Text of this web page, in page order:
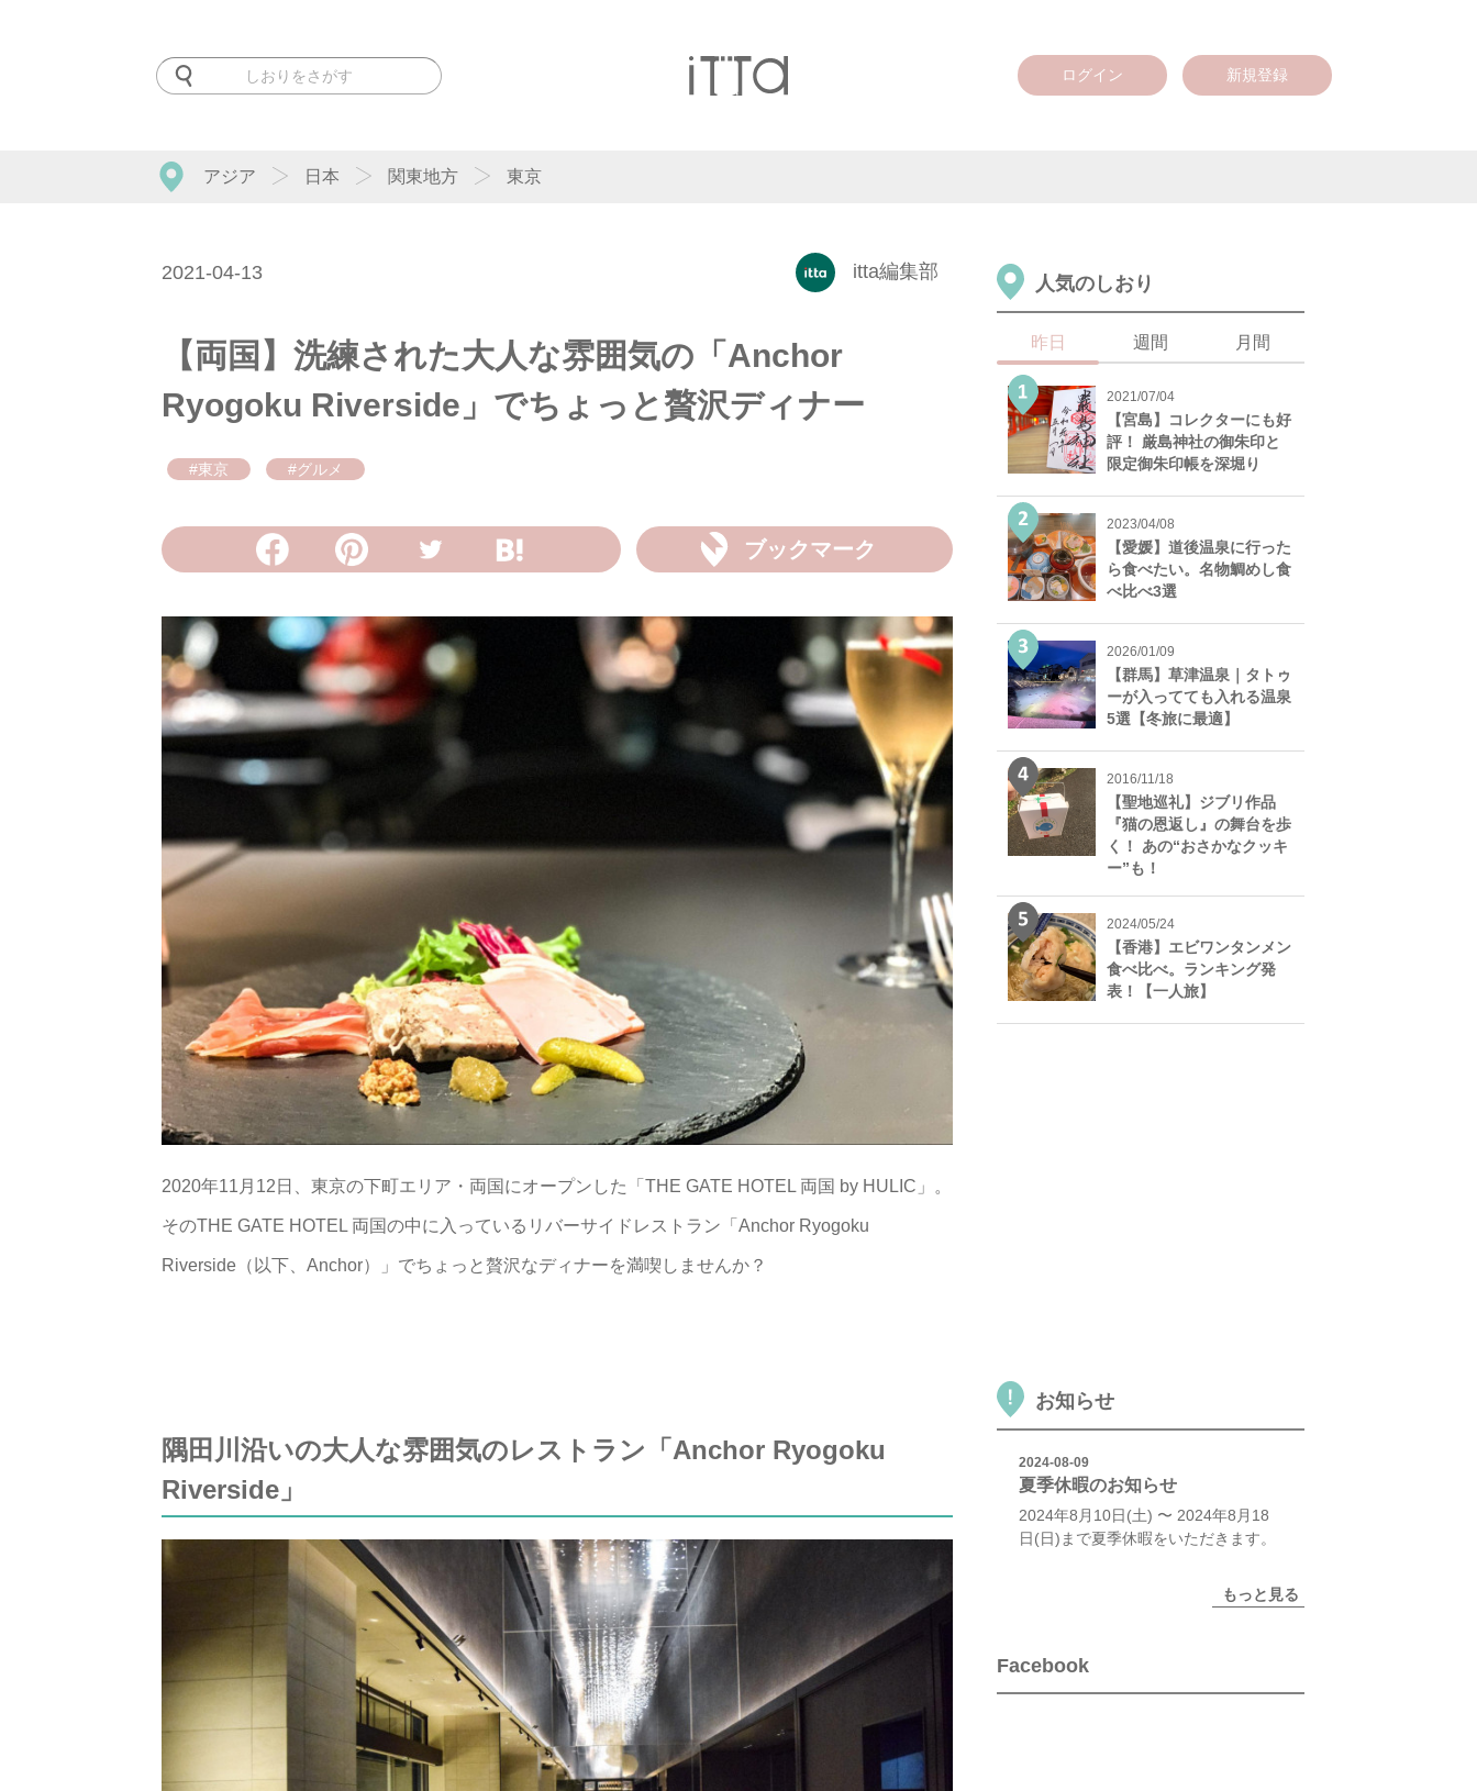
ログイン 新規登録
アジア 日本 関東地方 東京
2021-04-13 itta編集部
【両国】洗練された大人な雰囲気の「Anchor
Ryogoku Riverside」でちょっと贅沢ディナー
#東京 #グルメ
ブックマーク
2020年11月12日、東京の下町エリア・両国にオープンした「THE GATE HOTEL 両国 by HULIC」。
そのTHE GATE HOTEL 両国の中に入っているリバーサイドレストラン「Anchor Ryogoku
Riverside（以下、Anchor）」でちょっと贅沢なディナーを満喫しませんか？
隅田川沿いの大人な雰囲気のレストラン「Anchor Ryogoku
Riverside」
人気のしおり
昨日 週間 月間
2021/07/04
【宮島】コレクターにも好
評！ 厳島神社の御朱印と
限定御朱印帳を深堀り
2023/04/08
【愛媛】道後温泉に行った
ら食べたい。名物鯛めし食
べ比べ3選
2026/01/09
【群馬】草津温泉｜タトゥ
ーが入ってても入れる温泉
5選【冬旅に最適】
2016/11/18
【聖地巡礼】ジブリ作品
『猫の恩返し』の舞台を歩
く！ あの“おさかなクッキ
ー”も！
2024/05/24
【香港】エビワンタンメン
食べ比べ。ランキング発
表！【一人旅】
お知らせ
2024-08-09
夏季休暇のお知らせ
2024年8月10日(土) 〜 2024年8月18
日(日)まで夏季休暇をいただきます。
もっと見る
Facebook